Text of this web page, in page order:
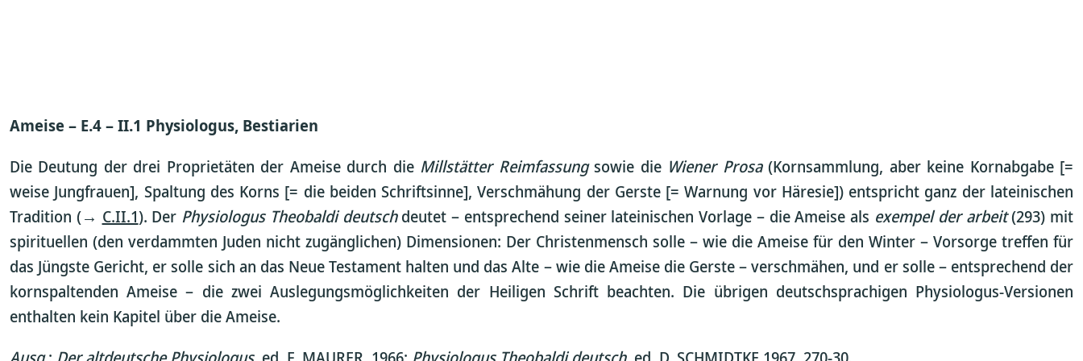
Ameise – E.4 – II.1 Physiologus, Bestiarien
Die Deutung der drei Proprietäten der Ameise durch die Millstätter Reimfassungsowie die Wiener Prosa(Kornsammlung, aber keine Kornabgabe [=
weise Jungfrauen], Spaltung des Korns [= die beiden Schriftsinne], Verschmähung der Gerste [= Warnung vor Häresie]) entspricht ganz der lateinischen
Tradition (→ C.II.1). Der Physiologus Theobaldi deutschdeutet – entsprechend seiner lateinischen Vorlage – die Ameise als exempel der arbeit(293) mit
spirituellen (den verdammten Juden nicht zugänglichen) Dimensionen: Der Christenmensch solle – wie die Ameise für den Winter – Vorsorge treffen für
das Jüngste Gericht, er solle sich an das Neue Testament halten und das Alte – wie die Ameise die Gerste – verschmähen, und er solle – entsprechend der
kornspaltenden Ameise – die zwei Auslegungsmöglichkeiten der Heiligen Schrift beachten. Die übrigen deutschsprachigen Physiologus-Versionen
enthalten kein Kapitel über die Ameise.